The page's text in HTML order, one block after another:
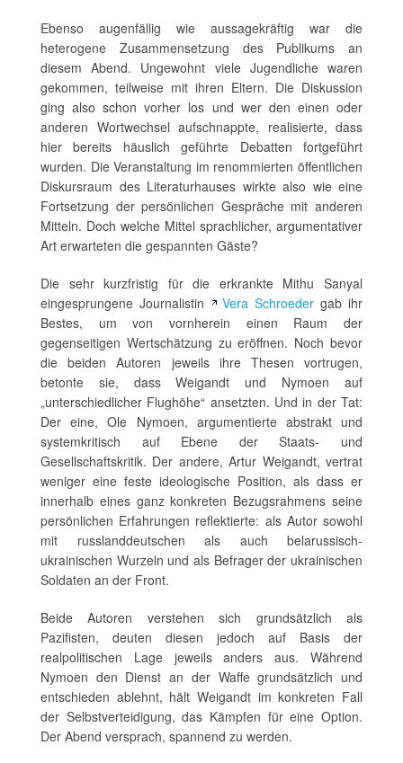
Ebenso augenfällig wie aussagekräftig war die
heterogene Zusammensetzung des Publikums an
diesem Abend. Ungewohnt viele Jugendliche waren
gekommen, teilweise mit ihren Eltern. Die Diskussion
ging also schon vorher los und wer den einen oder
anderen Wortwechsel aufschnappte, realisierte, dass
hier bereits häuslich geführte Debatten fortgeführt
wurden. Die Veranstaltung im renommierten öffentlichen
Diskursraum des Literaturhauses wirkte also wie eine
Fortsetzung der persönlichen Gespräche mit anderen
Mitteln. Doch welche Mittel sprachlicher, argumentativer
Art erwarteten die gespannten Gäste?
Die sehr kurzfristig für die erkrankte Mithu Sanyal
eingesprungene Journalistin
Vera Schroeder gab ihr
Bestes, um von vornherein einen Raum der
gegenseitigen Wertschätzung zu eröffnen. Noch bevor
die beiden Autoren jeweils ihre Thesen vortrugen,
betonte sie, dass Weigandt und Nymoen auf
„unterschiedlicher Flughöhe“ ansetzten. Und in der Tat:
Der eine, Ole Nymoen, argumentierte abstrakt und
systemkritisch auf Ebene der Staats- und
Gesellschaftskritik. Der andere, Artur Weigandt, vertrat
weniger eine feste ideologische Position, als dass er
innerhalb eines ganz konkreten Bezugsrahmens seine
persönlichen Erfahrungen reflektierte: als Autor sowohl
mit russlanddeutschen als auch belarussisch-
ukrainischen Wurzeln und als Befrager der ukrainischen
Soldaten an der Front.
Beide Autoren verstehen sich grundsätzlich als
Pazifisten, deuten diesen jedoch auf Basis der
realpolitischen Lage jeweils anders aus. Während
Nymoen den Dienst an der Waffe grundsätzlich und
entschieden ablehnt, hält Weigandt im konkreten Fall
der Selbstverteidigung, das Kämpfen für eine Option.
Der Abend versprach, spannend zu werden.